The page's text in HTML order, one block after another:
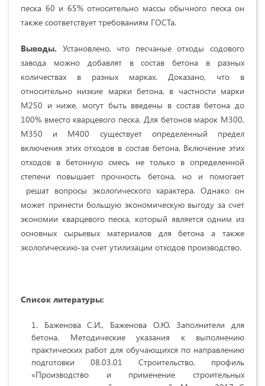
песка 60 и 65% относительно массы обычного песка он
также соответствует требованиям ГОСТа.
Выводы. Установлено, что песчаные отходы содового
завода можно добавлят в состав бетона в разных
количествах в разных марках. Доказано, что в
относительно низкие марки бетона, в частности марки
М250 и ниже, могут быть введены в состав бетона до
100% вместо кварцевого песка. Для бетонов марок М300,
М350 и М400 существует определенный предел
включения этих отходов в состав бетона. Включение этих
отходов в бетонную смесь не только в определенной
степени повышает прочность бетона, но и помогает
решат вопросы экологического характера. Однако он
может принести большую экономическую выгоду за счет
экономии кварцевого песка, который является одним из
основных сырьевых материалов для бетона а также
экологическию-за счет утилизации отходов производство.
Список литературы:
Баженова С.И., Баженова О.Ю. Заполнители для
бетона. Методические указания к выполнению
практических работ для обучающихся по направлению
подготовки 08.03.01 Строительство, профиль
«Производство и применение строительных